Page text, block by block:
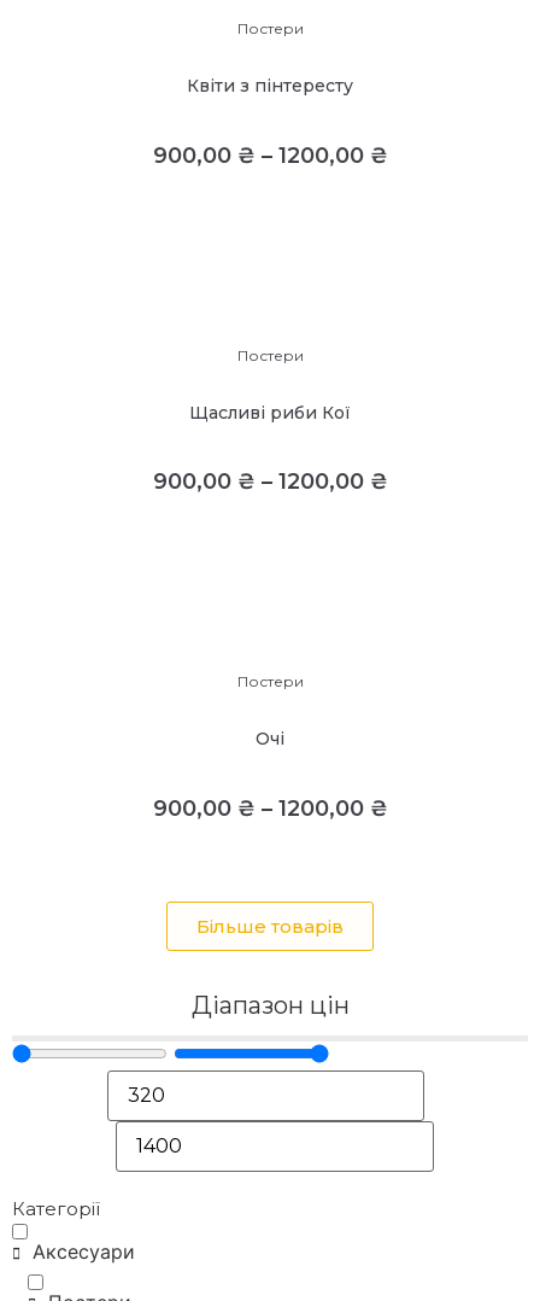
Постери
Квіти з пінтересту
900,00 ₴ – 1200,00 ₴
Постери
Щасливі риби Кої
900,00 ₴ – 1200,00 ₴
Постери
Очі
900,00 ₴ – 1200,00 ₴
Більше товарів
Діапазон цін
Категорії
Аксесуари